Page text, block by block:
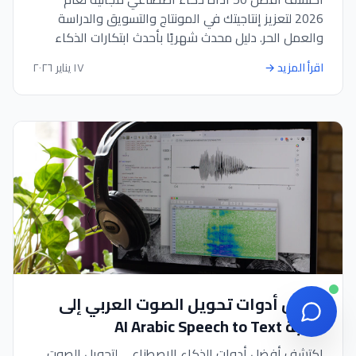
2026 لتعزيز إنتاجيتك في المونتاج والتسويق والدراسة
والعمل الحر. دليل محدث شهريًا بأحدث ابتكارات الذكاء
الاصطناعي.
١٧ يناير ٢٠٢٦ اقرأ المزيد→
أفضل أدوات تحويل الصوت العربي إلى
كتابة AI Arabic Speech to Text